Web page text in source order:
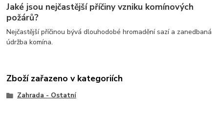
Jaké jsou nejčastější příčiny vzniku komínových
požárů?
Nejčastější příčinou bývá dlouhodobé hromadění sazí a zanedbaná
údržba komína.
Zboží zařazeno v kategoriích
Zahrada - Ostatní